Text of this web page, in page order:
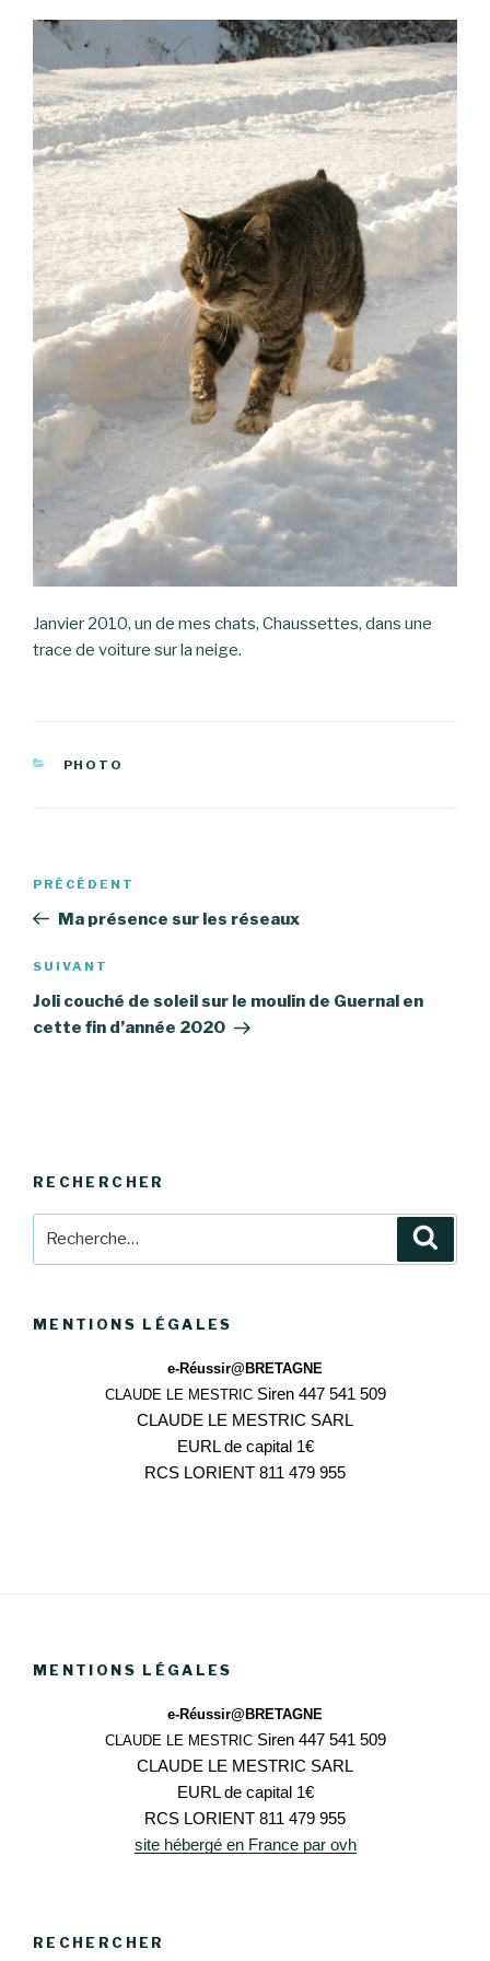
Janvier 2010, un de mes chats, Chaussettes, dans une
trace de voiture sur la neige.
CATÉGORIES
PHOTO
Navigation
l’article
Article
précédent
PRÉCÉDENT
Ma présence sur les réseaux
Article
suivant
SUIVANT
Joli couché de soleil sur le moulin de Guernal en
cette fin d’année 2020
RECHERCHER
MENTIONS LÉGALES
e-Réussir@BRETAGNE
CLAUDE LE MESTRIC Siren 447 541 509
CLAUDE LE MESTRIC SARL
EURL de capital 1€
RCS LORIENT 811 479 955
MENTIONS LÉGALES
e-Réussir@BRETAGNE
CLAUDE LE MESTRIC Siren 447 541 509
CLAUDE LE MESTRIC SARL
EURL de capital 1€
RCS LORIENT 811 479 955
site hébergé en France par ovh
RECHERCHER